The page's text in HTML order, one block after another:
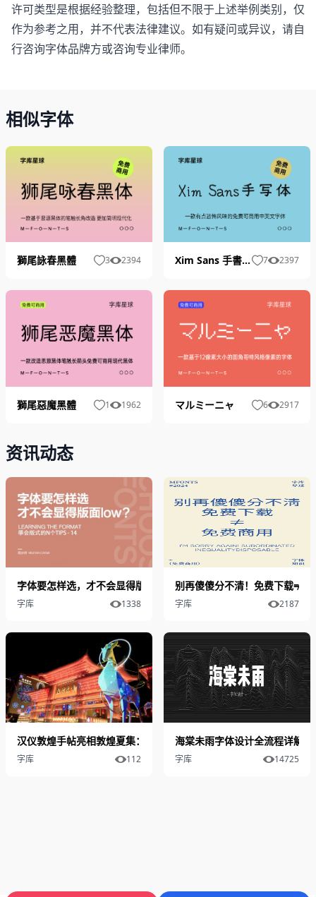
许可类型是根据经验整理，包括但不限于上述举例类别，仅
作为参考之用，并不代表法律建议。如有疑问或异议，请自
行咨询字体品牌方或咨询专业律师。
相似字体
獅尾詠春黑體 3 2394 Xim Sans 手書き風7 2397
獅尾惡魔黑體 1 1962 マルミーニャ 6 2917
资讯动态
字体要怎样选，才不会显得版面Low？
字库 1338
别再傻傻分不清！免费下载≠免
字库 2187
汉仪敦煌手帖亮相敦煌夏集：敦煌字体如何连接传统文化与现代设计
字库 112
海棠未雨字体设计全流程详解
字库 14725